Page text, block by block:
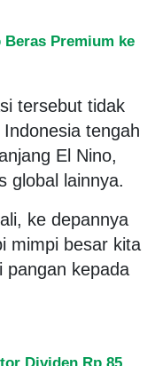
Premium ke
tersebut tidak
tengah
El Nino,
global lainnya.
ke depannya
mimpi besar kita
pangan kepada
Dividen Rp 85